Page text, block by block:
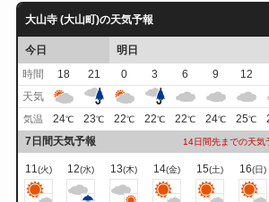
大山寺 (大山町)の天気予報
今日
明日
時間
18 21 0 3 6 9 12
天気
気温 24℃ 23℃ 22℃ 22℃ 22℃ 24℃ 25℃
7日間天気予報 14日間先までの天気
11(火) 12(水) 13(木) 14(金) 15(土) 16(日)